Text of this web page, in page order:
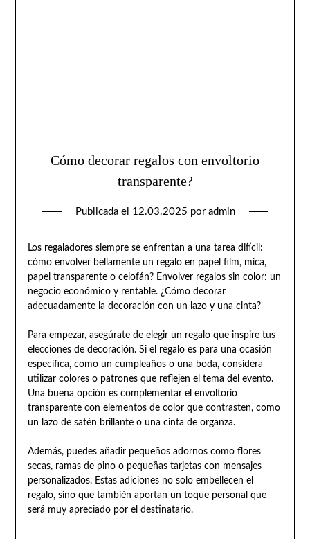
Cómo decorar regalos con envoltorio
transparente?
Publicada el 12.03.2025 por admin
Los regaladores siempre se enfrentan a una tarea difícil:
cómo envolver bellamente un regalo en papel film, mica,
papel transparente o celofán? Envolver regalos sin color: un
negocio económico y rentable. ¿Cómo decorar
adecuadamente la decoración con un lazo y una cinta?
Para empezar, asegúrate de elegir un regalo que inspire tus
elecciones de decoración. Si el regalo es para una ocasión
específica, como un cumpleaños o una boda, considera
utilizar colores o patrones que reflejen el tema del evento.
Una buena opción es complementar el envoltorio
transparente con elementos de color que contrasten, como
un lazo de satén brillante o una cinta de organza.
Además, puedes añadir pequeños adornos como flores
secas, ramas de pino o pequeñas tarjetas con mensajes
personalizados. Estas adiciones no solo embellecen el
regalo, sino que también aportan un toque personal que
será muy apreciado por el destinatario.